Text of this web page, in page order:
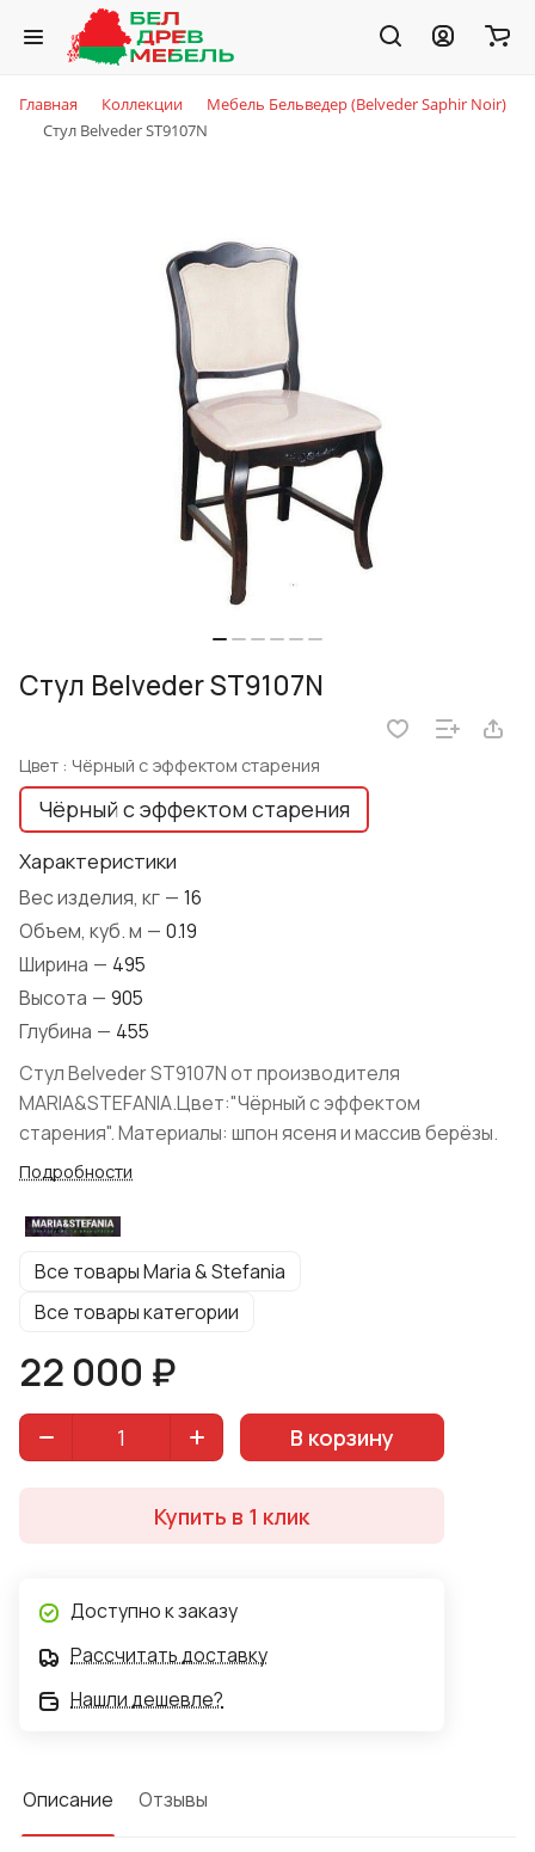
Главная Коллекции
Мебель Бельведер (Belveder Saphir Noir)
Стул Belveder ST9107N
Стул Belveder ST9107N
Цвет : Чёрный с эффектом старения
Чёрный с эффектом старения
Характеристики
Вес изделия, кг — 16
Объем, куб. м — 0.19
Ширина — 495
Высота — 905
Глубина — 455
Стул Belveder ST9107N от производителя
MARIA&STEFANIA.Цвет:"Чёрный с эффектом
старения". Материалы: шпон ясеня и массив берёзы.
Подробности
Все товары Maria & Stefania
Все товары категории
22 000 ₽
В корзину
Купить в 1 клик
Доступно к заказу
Рассчитать доставку
Нашли дешевле?
Описание Отзывы